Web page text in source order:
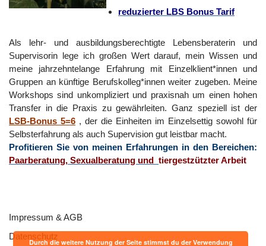
reduzierter LBS Bonus Tarif
Als lehr- und ausbildungsberechtigte Lebensberaterin und
Supervisorin lege ich großen Wert darauf, mein Wissen und
meine jahrzehntelange Erfahrung mit Einzelklient*innen und
Gruppen an künftige Berufskolleg*innen weiter zugeben. Meine
Workshops sind unkompliziert und praxisnah um einen hohen
Transfer in die Praxis zu gewährleiten. Ganz speziell ist der
LSB-Bonus 5=6 , der die Einheiten im Einzelsettig sowohl für
Selbsterfahrung als auch Supervision gut leistbar macht.
Profitieren Sie von meinen Erfahrungen in den Bereichen:
Paarberatung, Sexualberatung und tiergestzützter Arbeit
Impressum & AGB
Datenschutz
Durch die weitere Nutzung der Seite stimmst du der Verwendung